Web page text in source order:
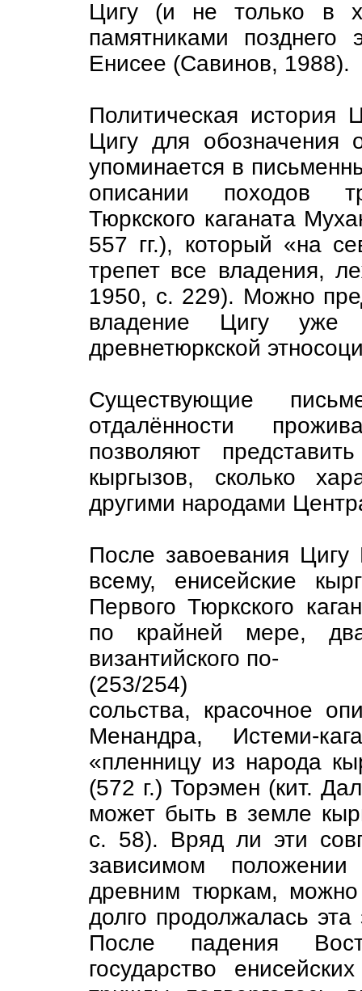
Цигу (и не только в
памятниками позднего
Енисее (Савинов, 1988).
Политическая история
Цигу для обозначения
упоминается в
описании походов
Тюркского каганата
557 гг.), который «на
трепет все владения,
1950, с. 229). Можно
владение Цигу уже
древнетюркской
Существующие
отдалённости
позволяют
кыргызов, сколько
другими народами
После завоевания Цигу
всему, енисейские
Первого Тюркского
по крайней мере,
византийского по-
(253/254)
сольства, красочное
Менандра, Истеми-
«пленницу из народа
(572 г.) Торэмен (кит.
может быть в земле
с. 58). Вряд ли эти
зависимом
древним тюркам, можно
долго продолжалась
После падения
государство